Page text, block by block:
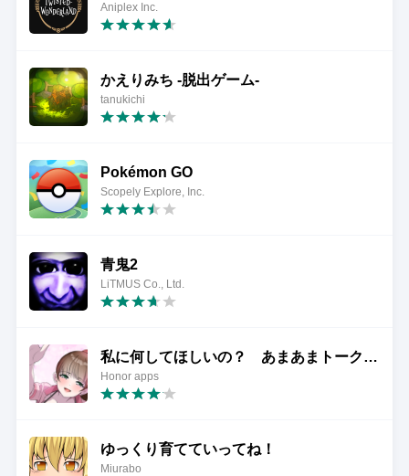
Aniplex Inc.
かえりみち -脱出ゲーム-
tanukichi
Pokémon GO
Scopely Explore, Inc.
青鬼2
LiTMUS Co., Ltd.
私に何してほしいの？ あまあまトークゲーム
Honor apps
ゆっくり育てていってね！
Miurabo